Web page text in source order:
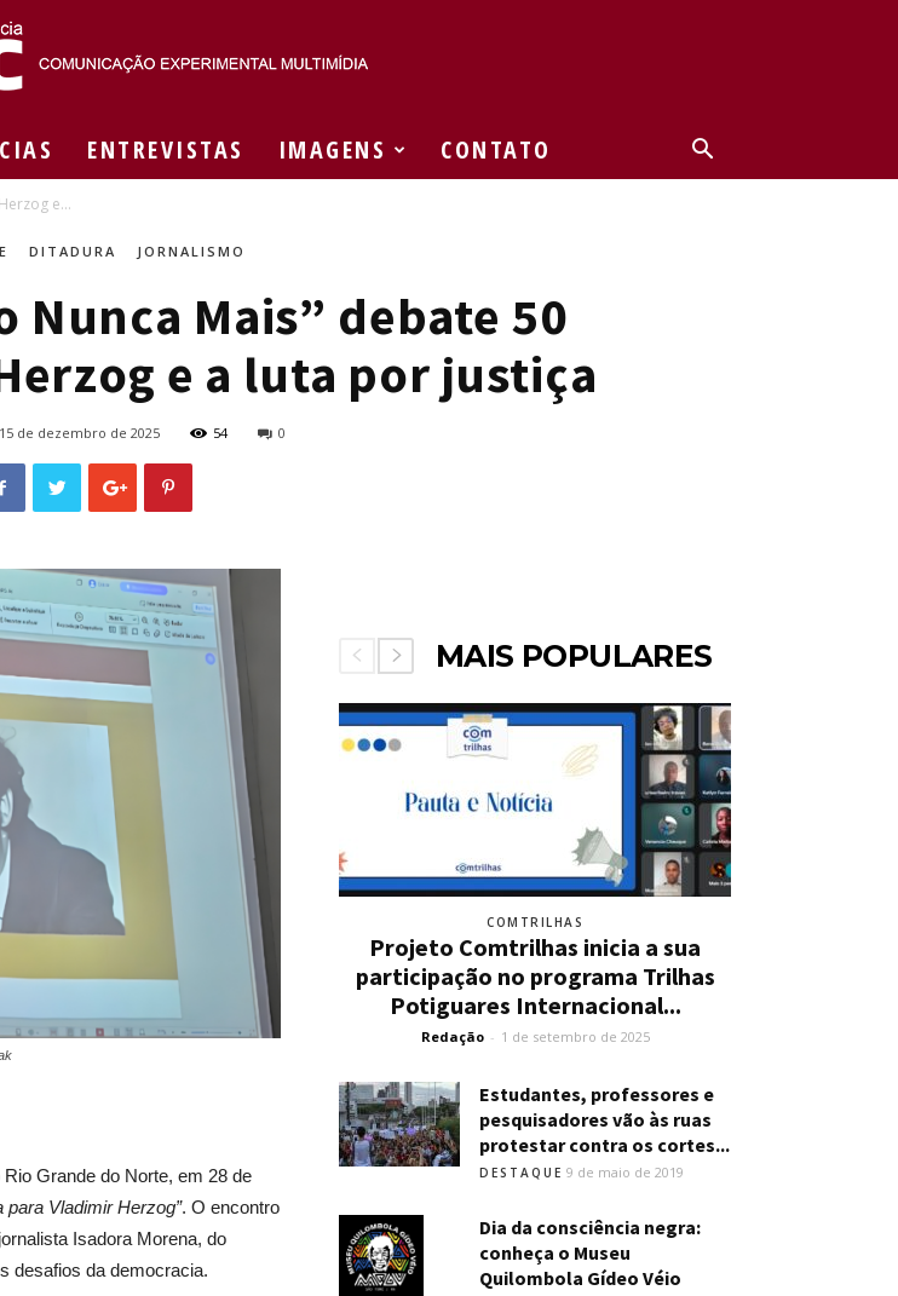
ENTREVISTAS IMAGENS CONTATO
e...
DITADURA JORNALISMO
Nunca Mais” debate 50
e a luta por justiça
15 de dezembro de 2025 54 0
Grande do Norte, em 28 de
para Vladimir Herzog”. O encontro
Isadora Morena, do
desafios da democracia.
MAIS POPULARES
COMTRILHAS
Projeto Comtrilhas inicia a sua
participação no programa Trilhas
Potiguares Internacional...
Redação - 1 de setembro de 2025
Estudantes, professores e
pesquisadores vão às ruas
protestar contra os cortes...
DESTAQUE 9 de maio de 2019
Dia da consciência negra:
conheça o Museu
Quilombola Gídeo Véio